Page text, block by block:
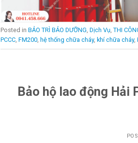
Posted in BẢO TRÌ BẢO DƯỠNG Dịch Vụ THI
PCCC FM200 hệ thống chữa cháy, khí chữa cháy,
Bảo hộ lao động Hải